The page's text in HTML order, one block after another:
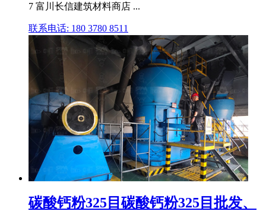
7 富川长信建筑材料商店 ...
联系电话: 180 3780 8511
碳酸钙粉325目碳酸钙粉325目批发、